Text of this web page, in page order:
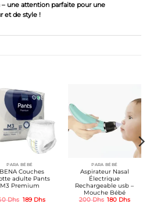
une attention parfaite pour une
et de style !
PARA BÉBÉ
Couches
adulte Pants
M3 Premium
Dhs Le
189 DhsLe
PARA BÉBÉ
Aspirateur Nasal
Électrique
Rechargeable usb –
Mouche Bébé
200Dhs Le
180 DhsLe